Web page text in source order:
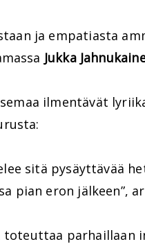
ja empatiasta
Jukka
ilmentävät
sitä pysäyttävää
pian eron jälkeen”,
toteuttaa parhaillaan